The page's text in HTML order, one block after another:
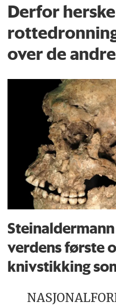
Derfor
over de
verdens første
knivstikking